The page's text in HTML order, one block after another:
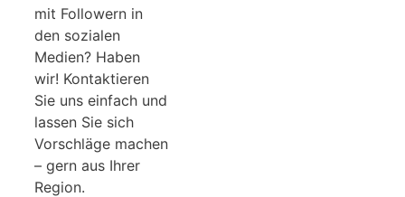
mit Followern in
den sozialen
Medien? Haben
wir! Kontaktieren
Sie uns einfach und
lassen Sie sich
Vorschläge machen
– gern aus Ihrer
Region.